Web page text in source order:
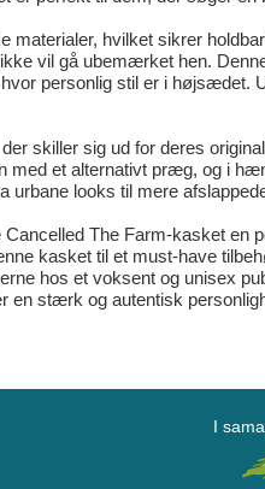
hvilket sikrer
vil gå ubemærket hen.
hvor personlig stil er i
skiller sig ud for deres
et alternativt præg, og i
urbane looks til mere
The Farm-kasket en
kasket til et must-have
hos et voksent og unisex
en stærk og autentisk
I